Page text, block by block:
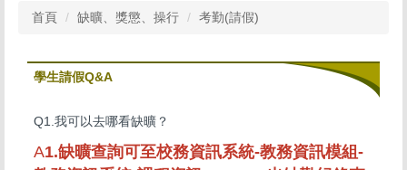
首頁 缺曠、獎懲、操行 考勤(請假)
學生請假Q&A
Q1.我可以去哪看缺曠？
A1.缺曠查詢可至校務資訊系統-教務資訊模組-